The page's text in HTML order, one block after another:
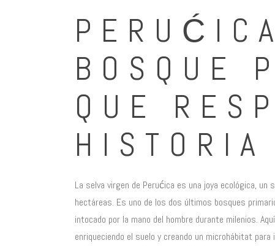
BOSQUE
QUE
HISTORIA
La selva virgen de Perućica es una joya ecológica,
hectáreas. Es uno de los dos últimos bosques
intocado por la mano del hombre durante milenios.
enriqueciendo el suelo y creando un microhábitat